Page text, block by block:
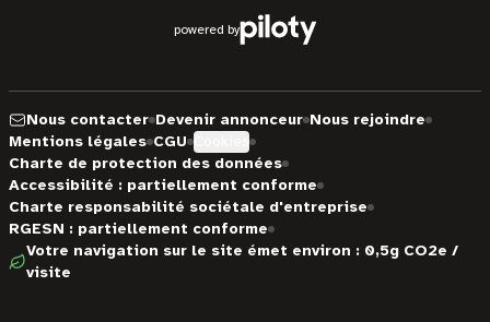
powered by
Nous contacter Devenir annonceur Nous rejoindre
Mentions légales CGU
Charte de protection des données
Accessibilité : partiellement conforme
Charte responsabilité sociétale d'entreprise
RGESN : partiellement conforme
Votre navigation sur le site émet environ : 0,5g CO2e /
visite